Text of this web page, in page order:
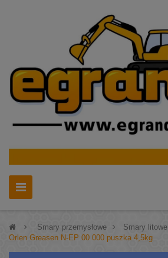
> Smary przemysłowe > Smary litowe
Orlen Greasen N-EP 00 000 puszka 4,5kg